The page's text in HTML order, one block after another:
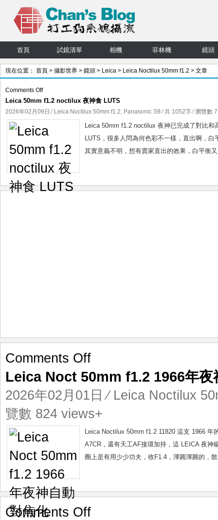
首頁 試鏡清單 相機 菲林機 鏡頭
現在位置： 首頁 > 攝影世界 > 鏡頭 > Leica > Leica Noctilux 50mm f1.2 > 文章
Comments Offon
Leica
50mm
f1.2
noctilux
神
食
Leica 50mm f1.2 noctilux 夜神食 LUTS
2026年02月09日 ⁄ Leica Noctilux 50mm f1.2, Panasonic S9⁄ 共 1052字 ⁄ 瀏覽數
Leica 50mm f1.2 noctilux 夜神已完成了對比
LUTS，很多人問為何色彩不一樣，直出啊，
其實意義不明，想有賣家直出的效果，白平衡
Comments Offon
Noct
f1.2
年
夜
動
化
Leica Noct 50mm f1.2 1966年夜
2026年02月01日 ⁄ Leica Noctilux
覽數 824 views+
Leica Noctilux 50mm f1.2 11820 這支 1966
A7CR，還有天工AF接環加持，這 LEICA 夜
圈上是有用少少功夫，收F1.4，渾圓渾圓的
Comments Offon